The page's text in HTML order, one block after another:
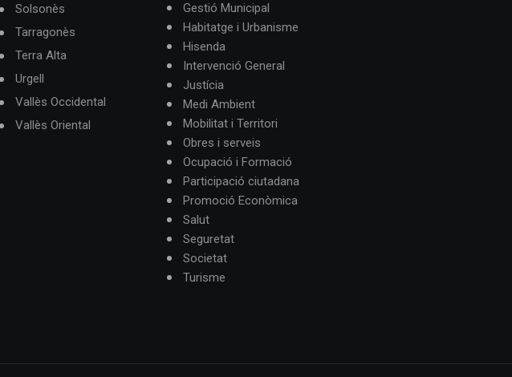
Solsonès
Tarragonès
Terra Alta
Urgell
Vallès Occidental
Vallès Oriental
Gestió Municipal
Habitatge i Urbanisme
Hisenda
Intervenció General
Justícia
Medi Ambient
Mobilitat i Territori
Obres i serveis
Ocupació i Formació
Participació ciutadana
Promoció Econòmica
Salut
Seguretat
Societat
Turisme